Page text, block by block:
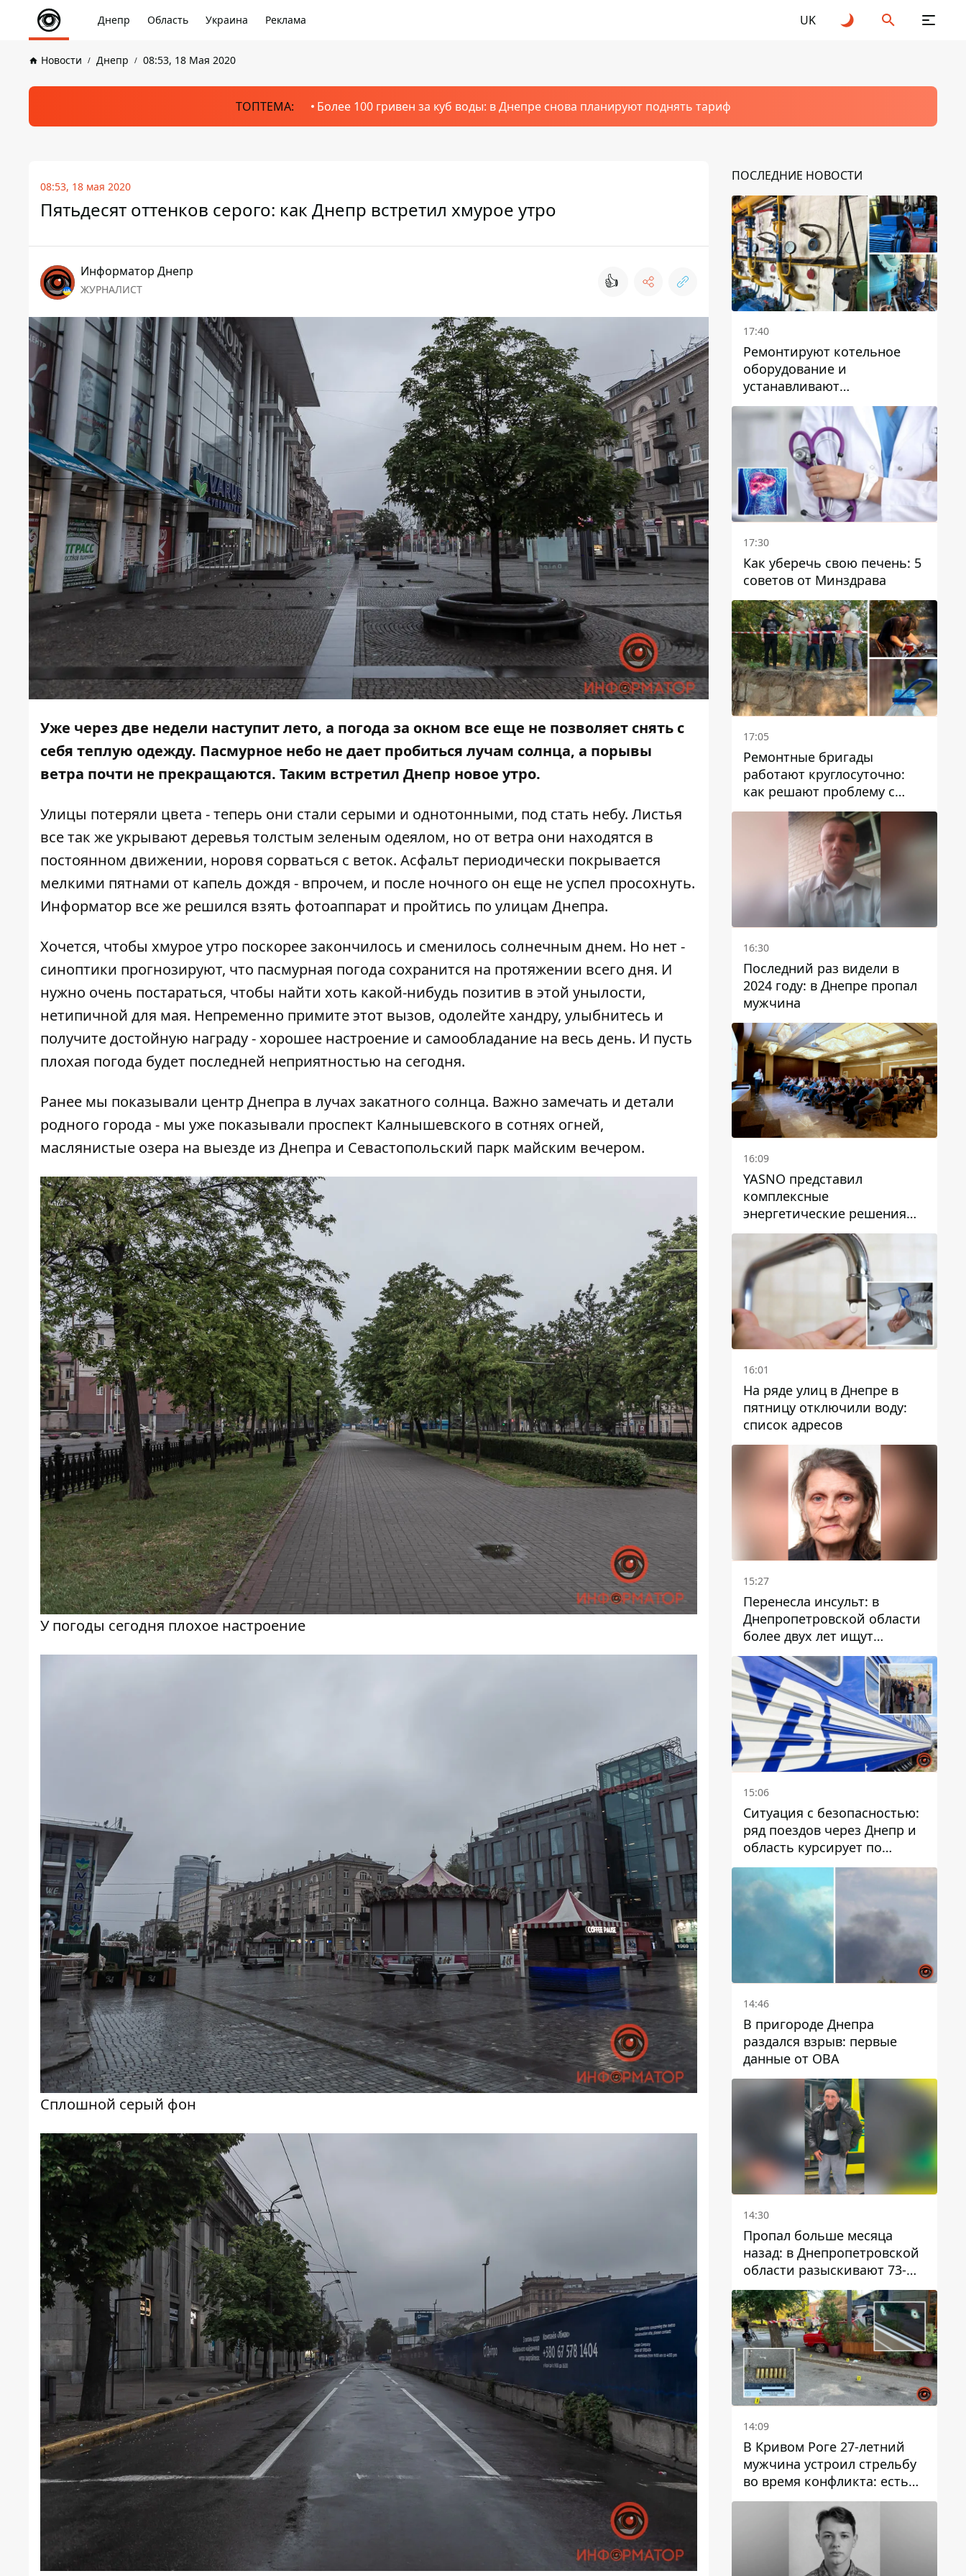
Днепр Область Украина Реклама UK
Новости Днепр 08:53, 18 Мая 2020
ТОПТЕМА: Более 100 гривен за куб воды: в Днепре снова планируют поднять тариф
08:53, 18 мая 2020
Пятьдесят оттенков серого: как Днепр встретил хмурое утро
Информатор Днепр
ЖУРНАЛИСТ 👍
Уже через две недели наступит лето, а погода за окном все еще не позволяет снять с
себя теплую одежду. Пасмурное небо не дает пробиться лучам солнца, а порывы
ветра почти не прекращаются. Таким встретил Днепр новое утро.
Улицы потеряли цвета - теперь они стали серыми и однотонными, под стать небу. Листья
все так же укрывают деревья толстым зеленым одеялом, но от ветра они находятся в
постоянном движении, норовя сорваться с веток. Асфальт периодически покрывается
мелкими пятнами от капель дождя - впрочем, и после ночного он еще не успел просохнуть.
Информатор все же решился взять фотоаппарат и пройтись по улицам Днепра.
Хочется, чтобы хмурое утро поскорее закончилось и сменилось солнечным днем. Но нет -
синоптики прогнозируют, что пасмурная погода сохранится на протяжении всего дня. И
нужно очень постараться, чтобы найти хоть какой-нибудь позитив в этой унылости,
нетипичной для мая. Непременно примите этот вызов, одолейте хандру, улыбнитесь и
получите достойную награду - хорошее настроение и самообладание на весь день. И пусть
плохая погода будет последней неприятностью на сегодня.
Ранее мы показывали центр Днепра в лучах закатного солнца. Важно замечать и детали
родного города - мы уже показывали проспект Калнышевского в сотнях огней,
маслянистые озера на выезде из Днепра и Севастопольский парк майским вечером.
У погоды сегодня плохое настроение
Сплошной серый фон
ПОСЛЕДНИЕ НОВОСТИ
17:40
Ремонтируют котельное
оборудование и
устанавливают
генераторные установки:
как в Днепре готовятся к
отопительному сезону
17:30
Как уберечь свою печень: 5
советов от Минздрава
17:05
Ремонтные бригады
работают круглосуточно:
как решают проблему с
водой в Марганецкой
громаде
16:30
Последний раз видели в
2024 году: в Днепре пропал
мужчина
16:09
YASNO представил
комплексные
энергетические решения
для бизнеса в Днепре
16:01
На ряде улиц в Днепре в
пятницу отключили воду:
список адресов
15:27
Перенесла инсульт: в
Днепропетровской области
более двух лет ищут
пропавшую женщину
15:06
Ситуация с безопасностью:
ряд поездов через Днепр и
область курсирует по
измененному маршруту, а
часть пути заменили
автобусами и электричками
14:46
В пригороде Днепра
раздался взрыв: первые
данные от ОВА
14:30
Пропал больше месяца
назад: в Днепропетровской
области разыскивают 73-
летнего мужчину
14:09
В Кривом Роге 27-летний
мужчина устроил стрельбу
во время конфликта: есть
раненый